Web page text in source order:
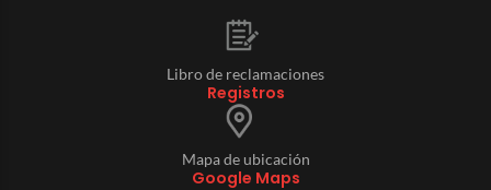
Libro de reclamaciones
Registros
Mapa de ubicación
Google Maps